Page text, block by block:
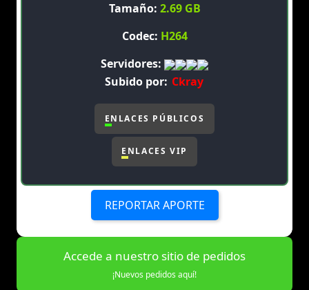
Tamaño: 2.69 GB
Codec: H264
Servidores:
Subido por: Ckray
ENLACES PÚBLICOS
ENLACES VIP
REPORTAR APORTE
Accede a nuestro sitio de pedidos
¡Nuevos pedidos aquí!